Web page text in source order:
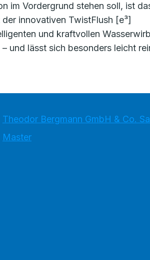
im Vordergrund stehen soll, ist
innovativen TwistFlush [e³]
und kraftvollen
und lässt sich besonders leicht
Theodor Bergmann GmbH & Co.
Master